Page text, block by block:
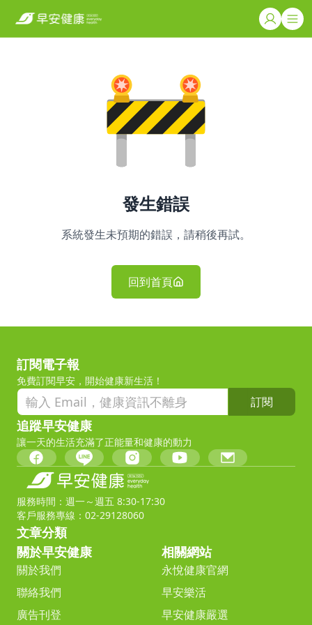
發生錯誤
系統發生未預期的錯誤，請稍後再試。
回到首頁
訂閱電子報
免費訂閱早安，開始健康新生活！
訂閱
追蹤早安健康
讓一天的生活充滿了正能量和健康的動力
服務時間：週一～週五 8:30-17:30
客戶服務專線：02-29128060
文章分類
關於早安健康
關於我們
聯絡我們
廣告刊登
相關網站
永悅健康官網
早安樂活
早安健康嚴選